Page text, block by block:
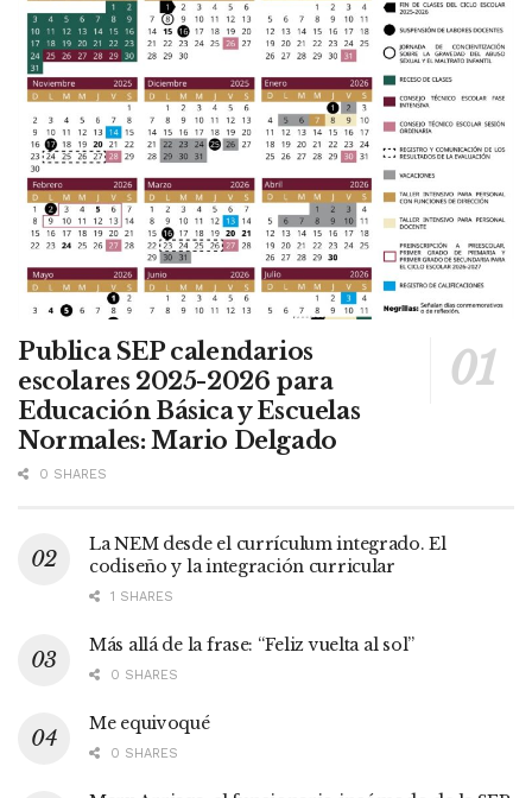
Publica SEP calendarios
escolares 2025-2026 para
Educación Básica y Escuelas
Normales: Mario Delgado
0 SHARES
La NEM desde el currículum integrado. El
codiseño y la integración curricular
1 SHARES
Más allá de la frase: “Feliz vuelta al sol”
0 SHARES
Me equivoqué
0 SHARES